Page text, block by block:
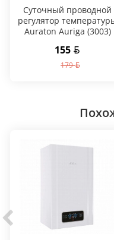
Суточный проводной
регулятор
Auraton Auriga (3003)
155
179